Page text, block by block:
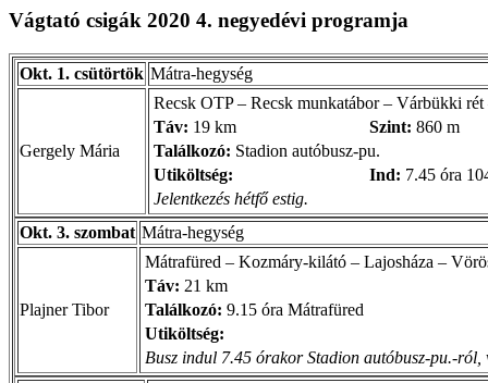
Vágtató csigák 2020 4. negyedévi programja
Okt. 1. csütörtök Mátra-hegység
Gergely Mária
Recsk OTP – Recsk munkatábor – Várbükki
Táv: 19 km Szint: 860 m
Találkozó: Stadion autóbusz-pu.
Utiköltség:
Ind: 7.45 óra
Jelentkezés hétfő estig.
Okt. 3. szombat Mátra-hegység
Plajner Tibor
Mátrafüred – Kozmáry-kilátó – Lajosháza –
Táv: 21 km
Találkozó: 9.15 óra Mátrafüred
Utiköltség:
Busz indul 7.45 órakor Stadion autóbusz-pu.-ról,